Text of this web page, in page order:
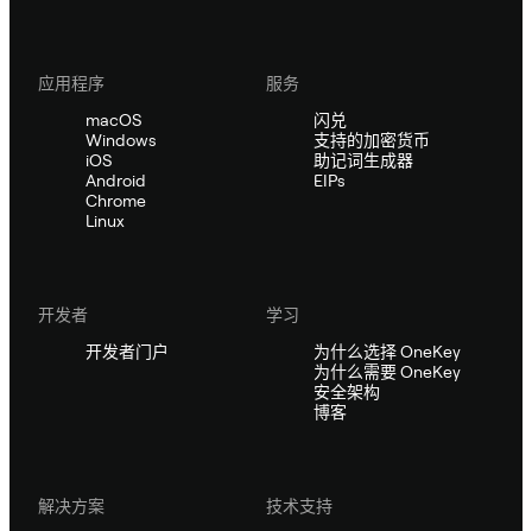
应用程序
macOS
Windows
iOS
Android
Chrome
Linux
服务
闪兑
支持的加密货币
助记词生成器
EIPs
开发者
开发者门户
学习
为什么选择 OneKey
为什么需要 OneKey
安全架构
博客
解决方案
技术支持